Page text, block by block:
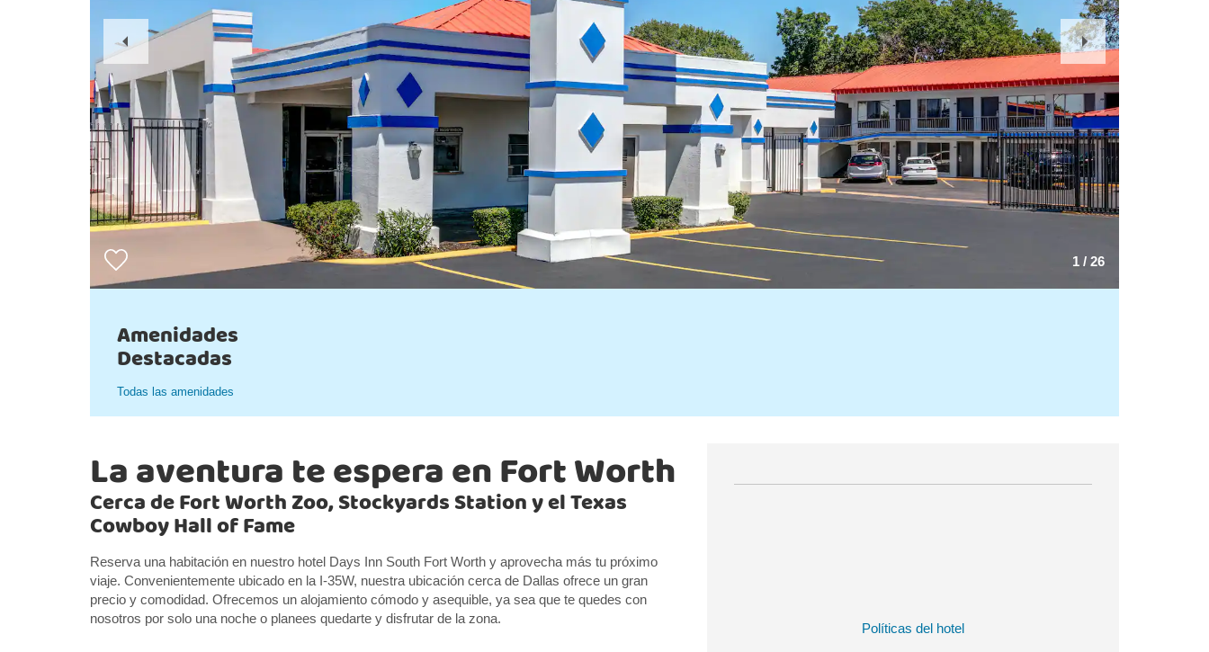
1 / 26
Previous
Slide
Next
Slide
Amenidades
Destacadas
Todas las amenidades
Políticas del hotel
La aventura te espera en Fort Worth
Cerca de Fort Worth Zoo, Stockyards Station y el Texas
Cowboy Hall of Fame
Reserva una habitación en nuestro hotel Days Inn South Fort Worth y aprovecha más tu próximo
viaje. Convenientemente ubicado en la I-35W, nuestra ubicación cerca de Dallas ofrece un gran
precio y comodidad. Ofrecemos un alojamiento cómodo y asequible, ya sea que te quedes con
nosotros por solo una noche o planees quedarte y disfrutar de la zona.